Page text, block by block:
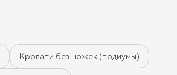
Кровати без ножек (подиумы)